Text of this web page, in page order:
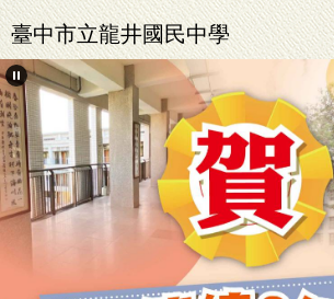
跳
到
主
要
內
容
區
臺中市立龍井國民中學